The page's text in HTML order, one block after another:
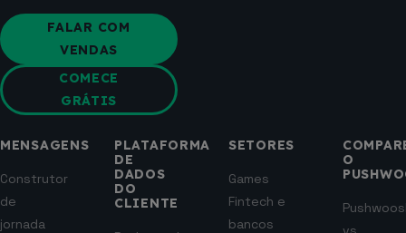
FALAR COM
VENDAS
COMECE
GRÁTIS
MENSAGENS
Construtor
de
jornada
PLATAFORMA
DE
DADOS
DO
CLIENTE
SETORES
Games
Fintech e
bancos
O